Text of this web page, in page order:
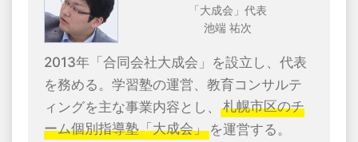
「大成会」代表
池端 祐次
2013年「合同会社大成会」を設立し、代表
を務める。学習塾の運営、教育コンサルテ
ィングを主な事業内容とし、
札幌市区のチ
ーム個別指導塾「大成会」 を運営する。